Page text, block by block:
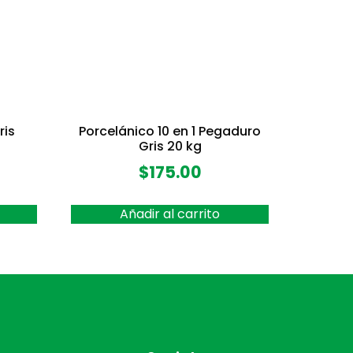
Porcelánico 10 en 1 Pegaduro
Gris 20 kg
$175.00
Añadir al carrito